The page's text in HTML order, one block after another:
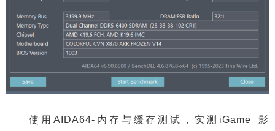
使用AIDA64-内存与缓存测试，实测iGame 影